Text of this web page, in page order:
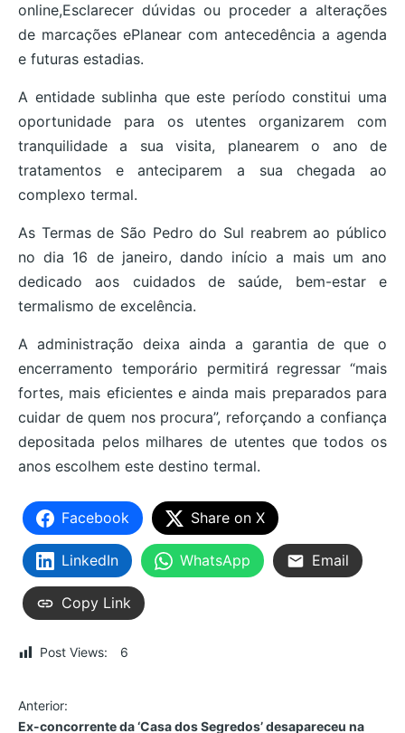
online,Esclarecer dúvidas ou proceder a alterações
de marcações ePlanear com antecedência a agenda
e futuras estadias.
A entidade sublinha que este período constitui uma
oportunidade para os utentes organizarem com
tranquilidade a sua visita, planearem o ano de
tratamentos e anteciparem a sua chegada ao
complexo termal.
As Termas de São Pedro do Sul reabrem ao público
no dia 16 de janeiro, dando início a mais um ano
dedicado aos cuidados de saúde, bem-estar e
termalismo de excelência.
A administração deixa ainda a garantia de que o
encerramento temporário permitirá regressar “mais
fortes, mais eficientes e ainda mais preparados para
cuidar de quem nos procura”, reforçando a confiança
depositada pelos milhares de utentes que todos os
anos escolhem este destino termal.
Facebook Share on X
LinkedIn WhatsApp Email
Copy Link
Post Views: 6
N
Anterior:
Ex-concorrente da ‘Casa dos Segredos’ desapareceu na